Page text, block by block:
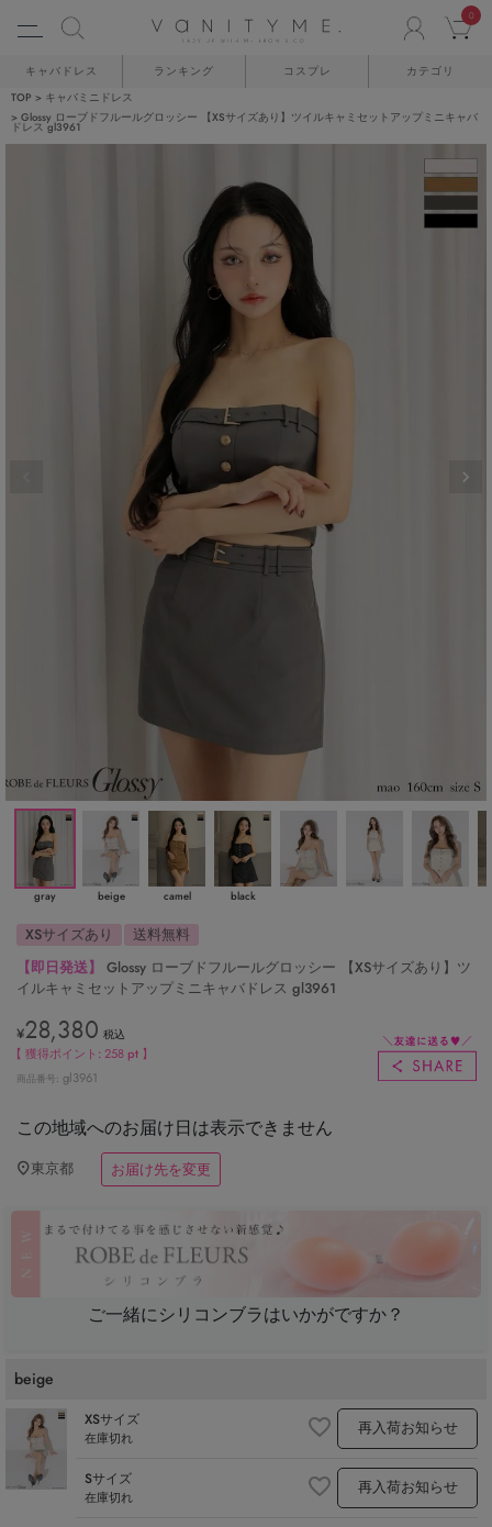
0
キャバドレス ランキング コスプレ カテゴリ
TOP
キャバミニドレス
Glossy ローブドフルールグロッシー 【XSサイズあり】ツイルキャミセットアップミニキャバ
ドレス gl3961
gray beige camel black
XSサイズあり
送料無料
【即日発送】
Glossy ローブドフルールグロッシー 【XSサイズあり】ツ
イルキャミセットアップミニキャバドレス gl3961
¥28,380 税込
【 獲得ポイント:258 pt 】
商品番号 gl3961
この地域へのお届け日は表示できません
東京都 お届け先を変更
ご一緒にシリコンブラはいかがですか？
beige
XSサイズ
在庫切れ 再入荷お知らせ
Sサイズ
在庫切れ 再入荷お知らせ